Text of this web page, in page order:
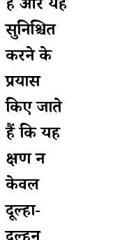
है और यह
सुनिश्चित
करने के
प्रयास
किए जाते
हैं कि यह
क्षण न
केवल
दूल्हा-